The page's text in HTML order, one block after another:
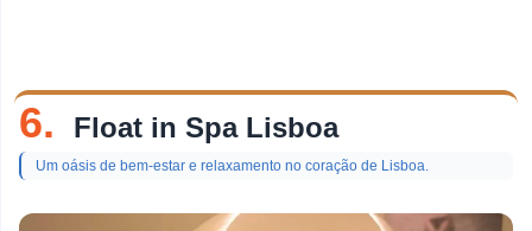
6. Float in Spa Lisboa
Um oásis de bem-estar e relaxamento no coração de Lisboa.